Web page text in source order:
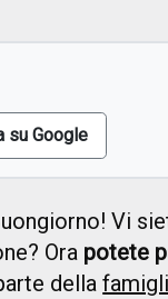
su Google
Vi
Ora potete
della